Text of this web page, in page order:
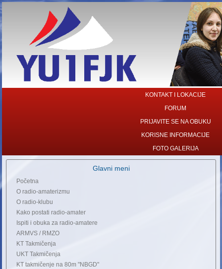
KONTAKT I LOKACIJE
FORUM
PRIJAVITE SE NA OBUKU
KORISNE INFORMACIJE
FOTO GALERIJA
Glavni meni
Početna
O radio-amaterizmu
O radio-klubu
Kako postati radio-amater
Ispiti i obuka za radio-amatere
ARMVS / RMZO
KT Takmičenja
UKT Takmičenja
KT takmičenje na 80m "NBGD"